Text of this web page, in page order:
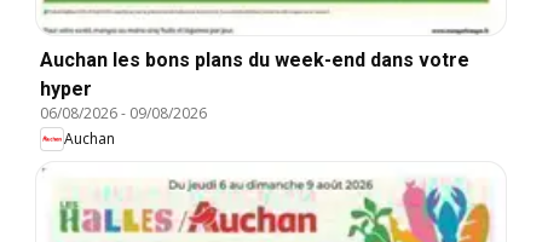
Auchan les bons plans du week-end dans votre
hyper
06/08/2026- 09/08/2026
Auchan